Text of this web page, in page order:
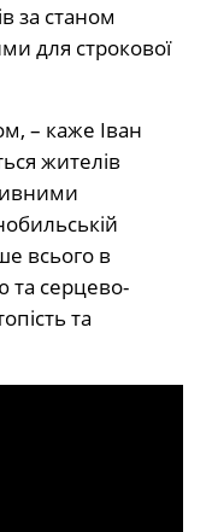
за станом
для строкової
– каже Іван
жителів
всього в
та серцево-
та